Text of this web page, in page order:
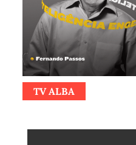
TV ALBA